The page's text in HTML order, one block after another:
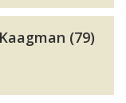
(79)